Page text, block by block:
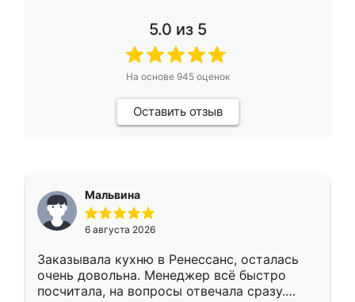
5.0 из 5
На основе 945оценок
Оставить отзыв
Мальвина
6 августа 2026
Заказывала кухню в Ренессанс, осталась
очень довольна. Менеджер всё быстро
посчитала, на вопросы отвечала сразу.